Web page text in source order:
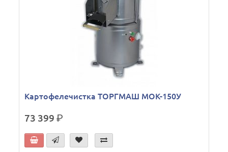
Картофелечистка ТОРГМАШ МОК-150У
73 399р.